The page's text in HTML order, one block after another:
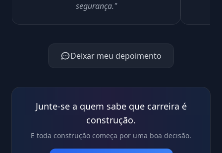
segurança."
Deixar meu depoimento
Junte-se a quem sabe que carreira é
construção.
E toda construção começa por uma boa decisão.